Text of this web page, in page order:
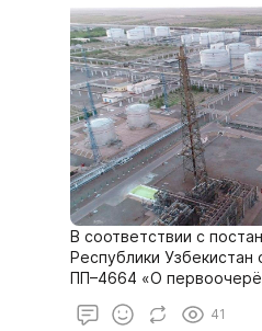
В соответствии с
Республики
ПП–4664 «О
финансовой
Бухарским
41